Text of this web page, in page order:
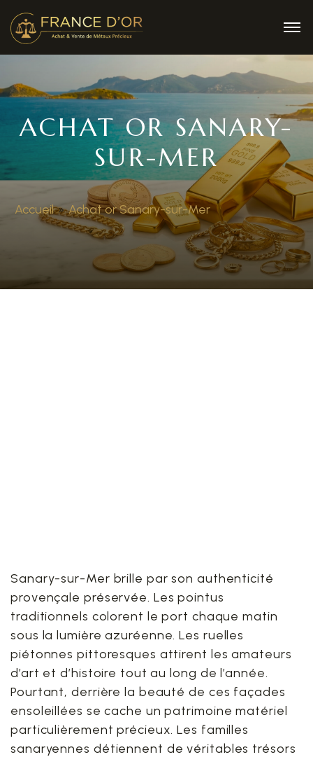
ACHAT OR SANARY-
SUR-MER
Accueil » Achat or Sanary-sur-Mer
Sanary-sur-Mer brille par son authenticité
provençale préservée. Les pointus
traditionnels colorent le port chaque matin
sous la lumière azuréenne. Les ruelles
piétonnes pittoresques attirent les amateurs
d’art et d’histoire tout au long de l’année.
Pourtant, derrière la beauté de ces façades
ensoleillées se cache un patrimoine matériel
particulièrement précieux. Les familles
sanaryennes détiennent de véritables trésors